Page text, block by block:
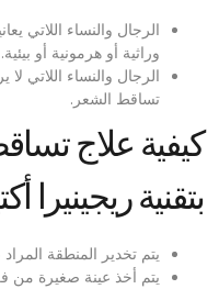
الرجال والنساء اللاتي
وراثية أو هرمونية أو بيئية.
الرجال والنساء اللاتي
تساقط الشعر.
كيفية علاج
بتقنية ريجينيرا
يتم تخدير المنطقة
يتم أخذ عينة صغيرة من